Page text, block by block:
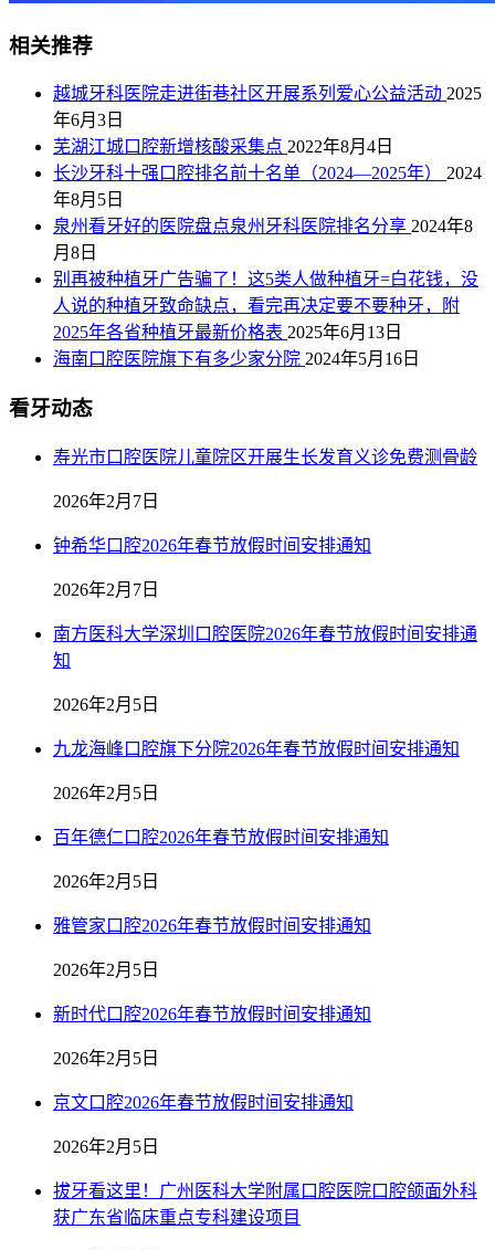
相关推荐
越城牙科医院走进街巷社区开展系列爱心公益活动 2025
年6月3日
芜湖江城口腔新增核酸采集点 2022年8月4日
长沙牙科十强口腔排名前十名单（2024—2025年） 2024
年8月5日
泉州看牙好的医院盘点泉州牙科医院排名分享 2024年8
月8日
别再被种植牙广告骗了！这5类人做种植牙=白花钱，没
人说的种植牙致命缺点，看完再决定要不要种牙，附
2025年各省种植牙最新价格表 2025年6月13日
海南口腔医院旗下有多少家分院 2024年5月16日
看牙动态
寿光市口腔医院儿童院区开展生长发育义诊免费测骨龄
2026年2月7日
钟希华口腔2026年春节放假时间安排通知
2026年2月7日
南方医科大学深圳口腔医院2026年春节放假时间安排通
知
2026年2月5日
九龙海峰口腔旗下分院2026年春节放假时间安排通知
2026年2月5日
百年德仁口腔2026年春节放假时间安排通知
2026年2月5日
雅管家口腔2026年春节放假时间安排通知
2026年2月5日
新时代口腔2026年春节放假时间安排通知
2026年2月5日
京文口腔2026年春节放假时间安排通知
2026年2月5日
拔牙看这里！广州医科大学附属口腔医院口腔颌面外科
获广东省临床重点专科建设项目